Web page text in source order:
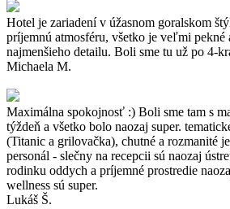
Hotel je zariadení v úžasnom goralskom
príjemnú atmosféru, všetko je veľmi pekné
najmenšieho detailu. Boli sme tu už po 4-
Michaela M.
Maximálna spokojnosť :) Boli sme tam s
týždeň a všetko bolo naozaj super.
(Titanic a grilovačka), chutné a rozmanité
personál - slečny na recepcii sú naozaj
rodinku oddych a príjemné prostredie
wellness sú super.
Lukáš Š.